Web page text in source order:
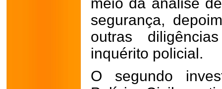
segurança,
outras
inquérito policial.
O segundo